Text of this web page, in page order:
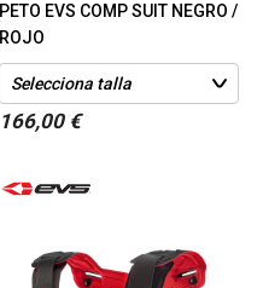
PETO EVS COMP SUIT NEGRO /
ROJO
166,00 €